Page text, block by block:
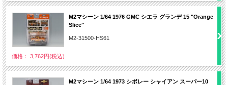
M2マシーン 1/64 1976 GMC シエラ グランデ 15 "Orange
Slice"
M2-31500-HS61
価格： 3,762円(税込)
M2マシーン 1/64 1973 シボレー シャイアン スーパー10